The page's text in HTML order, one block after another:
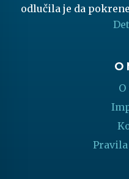
odlučila je da
O